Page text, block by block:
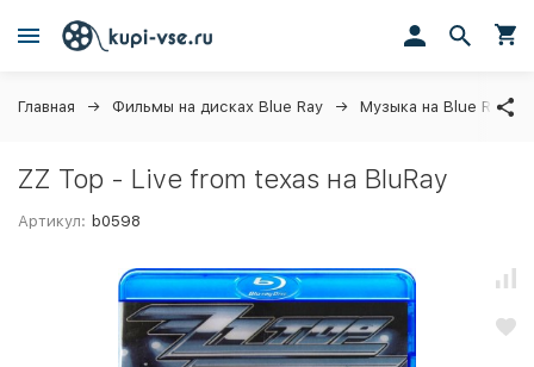
Главная Фильмы на дисках Blue Ray Музыка на Blue Ray
ZZ Top - Live from texas на BluRay
Артикул: b0598